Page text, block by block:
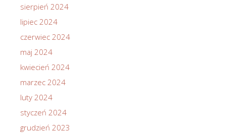
sierpień 2024
lipiec 2024
czerwiec 2024
maj 2024
kwiecień 2024
marzec 2024
luty 2024
styczeń 2024
grudzień 2023